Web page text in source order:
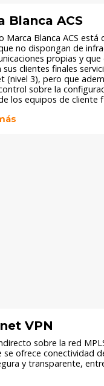
Blanca ACS
Marca Blanca ACS está
no dispongan de
propias y que
sus clientes finales
(nivel 3), pero que
sobre la
los equipos de cliente
VPN
sobre la red
se ofrece conectividad
y transparente,